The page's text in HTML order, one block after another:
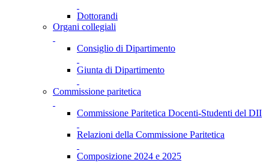
Dottorandi
Organi collegiali
Consiglio di Dipartimento
Giunta di Dipartimento
Commissione paritetica
Commissione Paritetica Docenti-Studenti del DII
Relazioni della Commissione Paritetica
Composizione 2024 e 2025